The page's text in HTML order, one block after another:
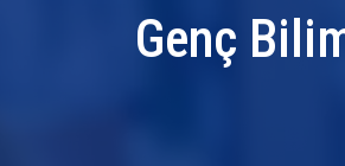
Genç